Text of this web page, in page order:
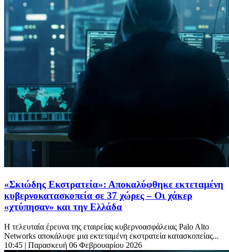
«Σκιώδης Εκστρατεία»: Αποκαλύφθηκε εκτεταμένη
κυβερνοκατασκοπεία σε 37 χώρες – Οι χάκερ
«χτύπησαν» και την Ελλάδα
Η τελευταία έρευνα της εταιρείας κυβερνοασφάλειας Palo Alto
Networks αποκάλυψε μια εκτεταμένη εκστρατεία κατασκοπείας...
10:45 | Παρασκευή 06 Φεβρουαρίου 2026